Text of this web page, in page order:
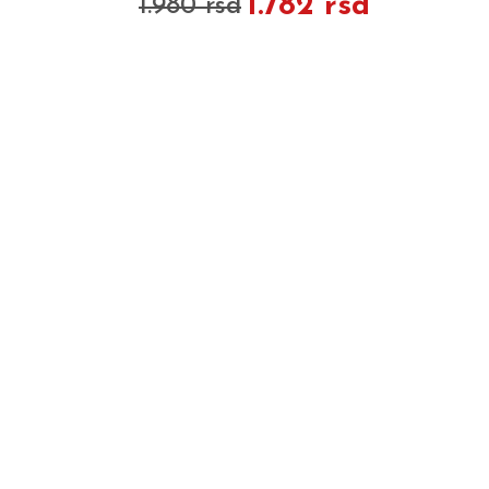
1.980 rsd